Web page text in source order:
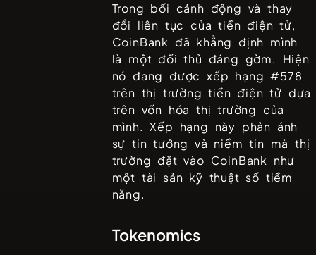
Trong bối cảnh động và thay
đổi liên tục của tiền điện tử,
CoinBank đã khẳng định mình
là một đối thủ đáng gờm. Hiện
nó đang được xếp hạng #578
trên thị trường tiền điện tử dựa
trên vốn hóa thị trường của
mình. Xếp hạng này phản ánh
sự tin tưởng và niềm tin mà thị
trường đặt vào CoinBank như
một tài sản kỹ thuật số tiềm
năng.
Tokenomics